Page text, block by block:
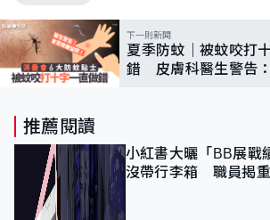
下一則新聞
夏季防蚊｜被蚊咬打
錯 皮膚科醫生警告
推薦閱讀
小紅書大曬「BB展
沒帶行李箱 職員揭